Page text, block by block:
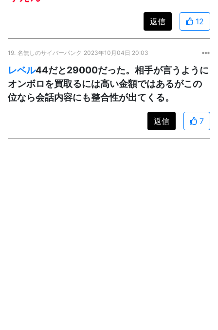
返信 12
19. 名無しのサイバーパンク 2023年10月04日 20:03
レベル44だと29000だった。相手が言うように
オンボロを買取るには高い金額ではあるがこの
位なら会話内容にも整合性が出てくる。
返信 7